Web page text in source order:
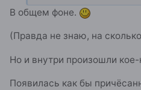
В общем фоне.
(Правда не знаю, на
Но и внутри произошли
Появилась как бы